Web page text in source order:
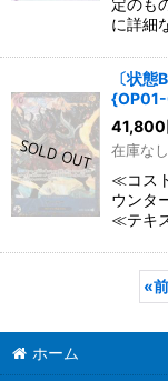
に詳細
〔状
41,800
在庫なし
≪コス
ウン
≪テキ
«前
ホーム